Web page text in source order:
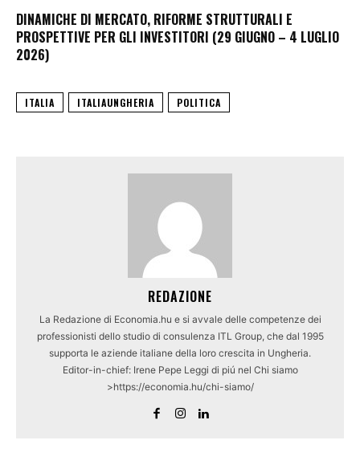
DINAMICHE DI MERCATO, RIFORME STRUTTURALI E
PROSPETTIVE PER GLI INVESTITORI (29 GIUGNO – 4 LUGLIO
2026)
ITALIA ITALIAUNGHERIA POLITICA
REDAZIONE
La Redazione di Economia.hu e si avvale delle competenze dei
professionisti dello studio di consulenza ITL Group, che dal 1995
supporta le aziende italiane della loro crescita in Ungheria.
Editor-in-chief: Irene Pepe Leggi di piú nel Chi siamo
>https://economia.hu/chi-siamo/